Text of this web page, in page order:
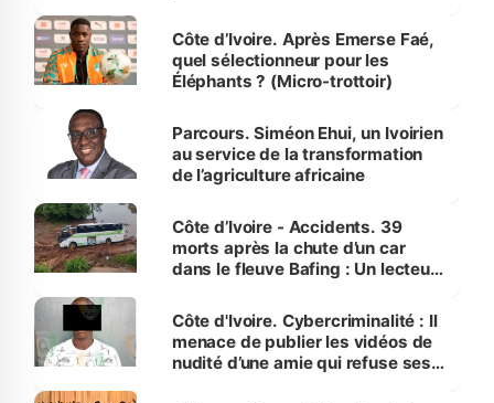
Côte d’Ivoire. Après Emerse Faé,
quel sélectionneur pour les
Éléphants ? (Micro-trottoir)
Parcours. Siméon Ehui, un Ivoirien
au service de la transformation
de l’agriculture africaine
Côte d’Ivoire - Accidents. 39
morts après la chute d’un car
dans le fleuve Bafing : Un lecteur
des Transports
Côte d'Ivoire. Cybercriminalité : Il
menace de publier les vidéos de
nudité d’une amie qui refuse ses